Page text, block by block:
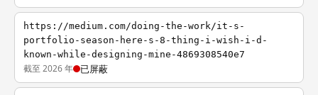
https://medium.com/doing-the-work/it-s-
portfolio-season-here-s-8-thing-i-wish-i-d-
known-while-designing-mine-4869308540e7
截至 2026 年 已屏蔽